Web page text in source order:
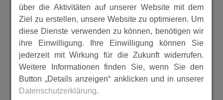
über die Aktivitäten auf unserer Website mit dem
Ziel zu erstellen, unsere Website zu optimieren. Um
diese Dienste verwenden zu können, benötigen wir
ihre Einwilligung. Ihre Einwilligung können Sie
jederzeit mit Wirkung für die Zukunft widerrufen.
Weitere Informationen finden Sie, wenn Sie den
Button „Details anzeigen“ anklicken und in unserer
Datenschutzerklärung.